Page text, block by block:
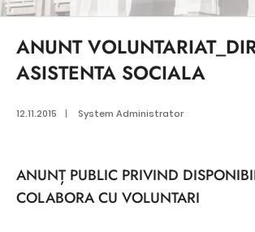
ANUNT
ASISTENTA SOCIALA
12.11.2015 | System Administrator
ANUNȚ PUBLIC PRIVIND
COLABORA CU VOLUNTARI